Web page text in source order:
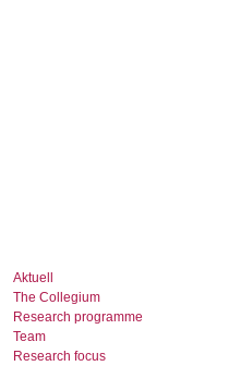
Aktuell
The Collegium
Research programme
Team
Research focus